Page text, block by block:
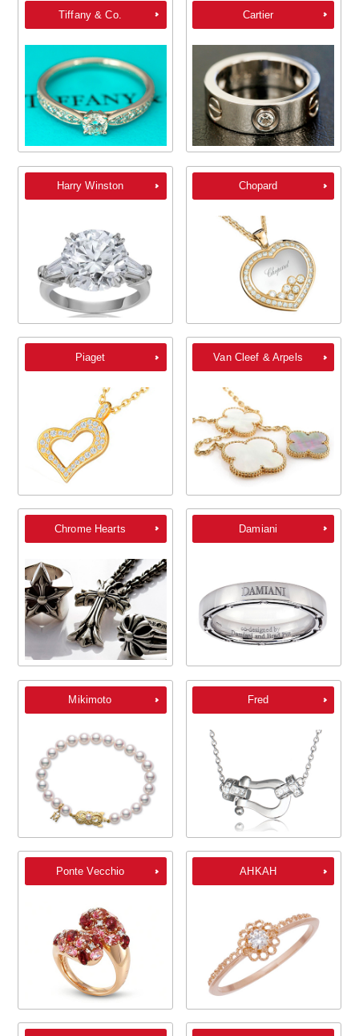
Tiffany & Co. Cartier
Harry Winston Chopard
Piaget Van Cleef & Arpels
Chrome Hearts Damiani
Mikimoto Fred
Ponte Vecchio AHKAH